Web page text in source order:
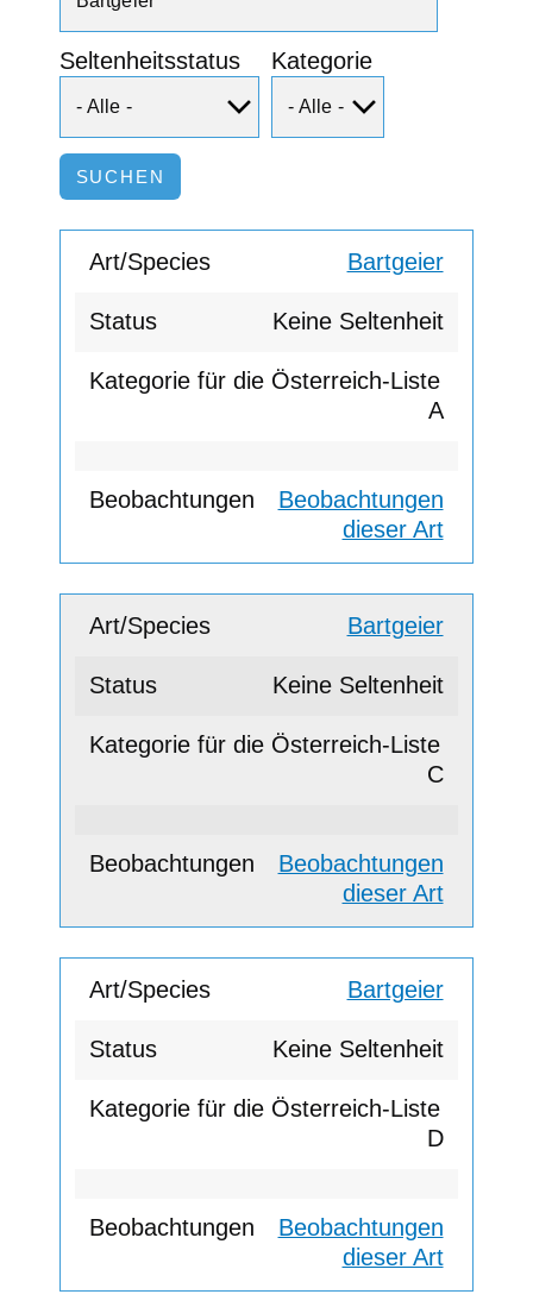
Seltenheitsstatus Kategorie
Bartgeier
Keine Seltenheit
A
Beobachtungen
dieser Art
Bartgeier
Keine Seltenheit
C
Beobachtungen
dieser Art
Bartgeier
Keine Seltenheit
D
Beobachtungen
dieser Art